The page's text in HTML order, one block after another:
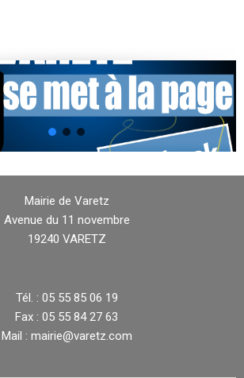
Mairie de Varetz
Avenue du 11 novembre
19240 VARETZ
Tél. : 05 55 85 06 19
Fax : 05 55 84 27 63
Mail : mairie@varetz.com